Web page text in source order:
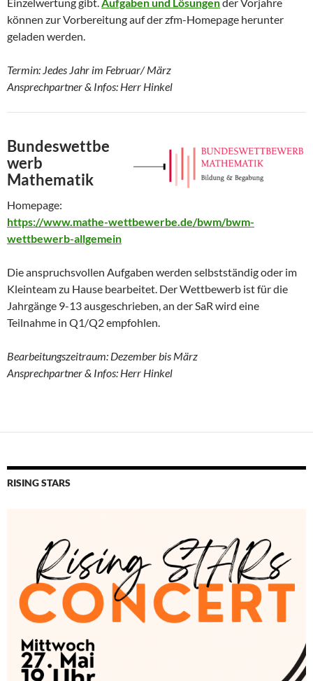
Einzelwertung gibt.Aufgaben und Lösungender Vorjahre
können zur Vorbereitung auf der zfm-Homepage herunter
geladen werden.
Termin: Jedes Jahr im Februar/ März
Ansprechpartner & Infos: Herr Hinkel
Bundeswettbe
werb
Mathematik
Homepage:
https://www.mathe-wettbewerbe.de/bwm/bwm-
wettbewerb-allgemein
Die anspruchsvollen Aufgaben werden selbstständig oder im
Kleinteam zu Hause bearbeitet. Der Wettbewerb ist für die
Jahrgänge 9-13 ausgeschrieben, an der SaR wird eine
Teilnahme in Q1/Q2 empfohlen.
Bearbeitungszeitraum: Dezember bis März
Ansprechpartner & Infos: Herr Hinkel
RISING STARS